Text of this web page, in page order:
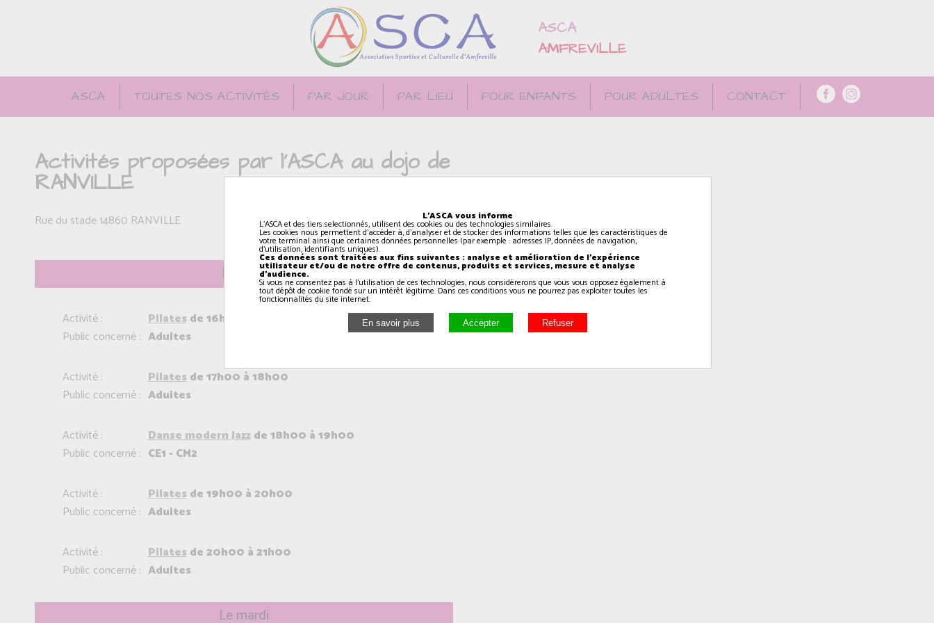
ASCA
AMFREVILLE
ASCA TOUTES NOS ACTIVITÉS PAR JOUR PAR LIEU POUR ENFANTS POUR ADULTES CONTACT
Activités proposées par l'ASCA au dojo de
RANVILLE
Rue du stade 14860 RANVILLE
Le lundi
Activité : Pilates de 16h00 à 17h00
Public concerné : Adultes
Activité : Pilates de 17h00 à 18h00
Public concerné : Adultes
Activité : Danse modern Jazzde 18h00 à 19h00
Public concerné : CE1 - CM2
Activité : Pilates de 19h00 à 20h00
Public concerné : Adultes
Activité : Pilates de 20h00 à 21h00
Public concerné : Adultes
Le mardi
L'ASCA vous informe
L'ASCA et des tiers selectionnés, utilisent des cookies ou des technologies similaires.
Les cookies nous permettent d'accéder à, d'analyser et de stocker des informations telles que les caractéristiques de
votre terminal ainsi que certaines données personnelles (par exemple : adresses IP, données de navigation,
d'utilisation, identifiants uniques).
Ces données sont traitées aux fins suivantes : analyse et amélioration de l'expérience
utilisateur et/ou de notre offre de contenus, produits et services, mesure et analyse
d'audience.
Si vous ne consentez pas à l'utilisation de ces technologies, nous considérerons que vous vous opposez également à
tout dépôt de cookie fondé sur un intérêt légitime. Dans ces conditions vous ne pourrez pas exploiter toutes les
fonctionnalités du site internet.